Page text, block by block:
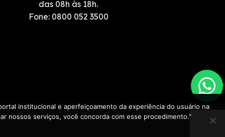
das 08h às 18h.
Fone:0800 052 3500
PR.
institucional e aperfeiçoamento da experiência do usuário na
nossos serviços, você concorda com esse procedimento."